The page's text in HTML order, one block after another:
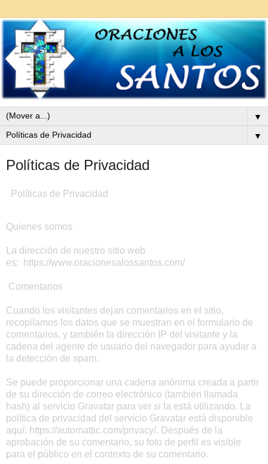
▼
▼
Políticas de Privacidad
Políticas de Privacidad
Quienes somos
La dirección de nuestro sitio web
es: https://www.oracionesalossantos.com/
Comentarios
Cuando los visitantes dejan comentarios en el sitio,
recopilamos los datos que se muestran en el formulario de
comentarios, y también la dirección IP del visitante y la
cadena del agente de usuario del navegador para ayudar a
la detección de spam.
Se puede proporcionar una cadena anónima creada a partir
de su dirección de correo electrónico (también llamada
hash) al servicio Gravatar para ver si la está utilizando. La
política de privacidad del servicio Gravatar está disponible
aquí: https://automattic.com/privacy/. Después de la
aprobación de su comentario, su foto de perfil es visible
para el público en el contexto de su comentario.